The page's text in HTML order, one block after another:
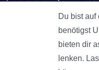
Du bist
benötigst
bieten dir
lenken.